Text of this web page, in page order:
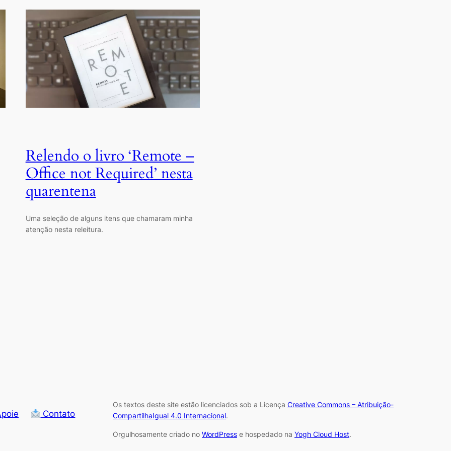
Relendo o livro ‘Remote –
Office not Required’ nesta
quarentena
Uma seleção de alguns itens que chamaram minha
atenção nesta releitura.
Contato
Os textos deste site estão licenciados sob a Licença Creative Commons – Atribuição-
CompartilhaIgual 4.0 Internacional.
Orgulhosamente criado no WordPress e hospedado na Yogh Cloud Host.